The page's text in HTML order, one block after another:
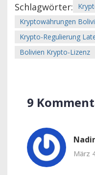
Schlagwörter:
Kryptowährungen
Krypto-Regulierung
Bolivien Krypto-Lizenz
9
März